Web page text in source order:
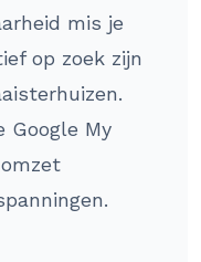
mis je
op zoek zijn
Google My